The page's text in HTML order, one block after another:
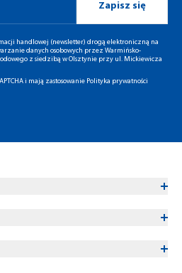
Zapisz się
handlowej (newsletter) drogą elektroniczną na
danych osobowych przez Warmińsko-
z siedzibą w Olsztynie przy ul. Mickiewicza
i mają zastosowanie Polityka prywatności